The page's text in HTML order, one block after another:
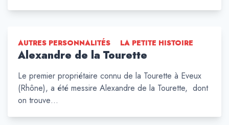
AUTRES PERSONNALITÉS LA PETITE HISTOIRE
Alexandre de la Tourette
Le premier propriétaire connu de la Tourette à Eveux
(Rhône), a été messire Alexandre de la Tourette, dont
on trouve…